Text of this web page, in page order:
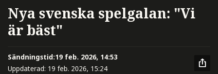
Nya svenska spelgalan: "Vi
är bäst"
Sändningstid:19 feb. 2026, 14:53
Uppdaterad: 19 feb. 2026, 15:24